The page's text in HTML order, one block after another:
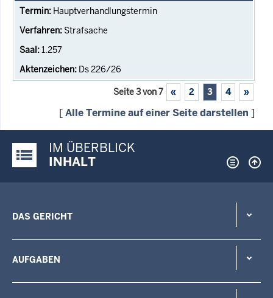
Hauptverhandlungstermin
Strafsache
1.257
Ds 226/26
Seite 3 von 7 « 2 3 4 »
[Alle Termine auf einer Seite darstellen ]
Justiz-Portal im Überblick:
IM ÜBERBLICK
INHALT
DAS GERICHT
AUFGABEN